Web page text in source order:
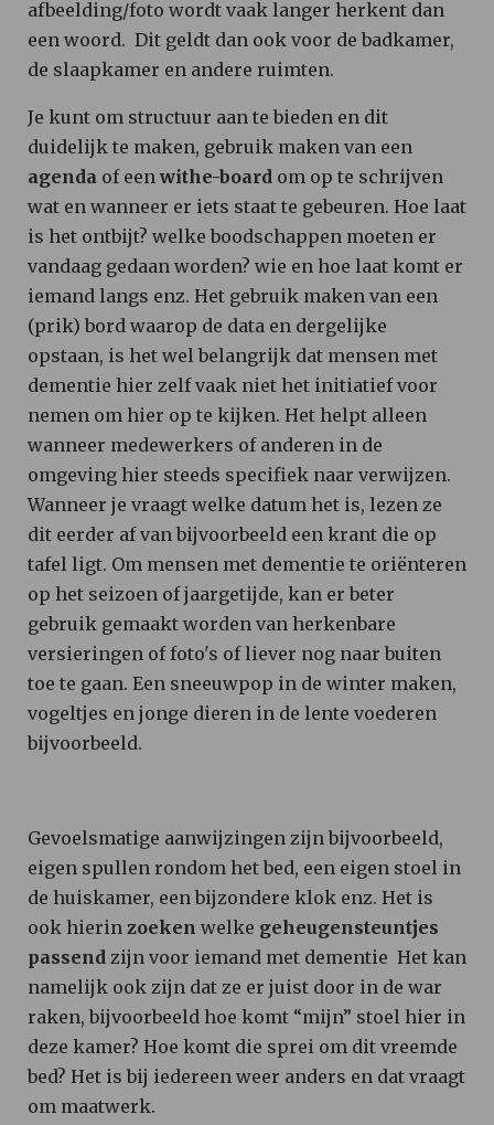
afbeelding/foto wordt vaak langer herkent dan
een woord. Dit geldt dan ook voor de badkamer,
de slaapkamer en andere ruimten.
Je kunt om structuur aan te bieden en dit
duidelijk te maken, gebruik maken van een
agenda of eenwithe-board om op te schrijven
wat en wanneer er iets staat te gebeuren. Hoe laat
is het ontbijt? welke boodschappen moeten er
vandaag gedaan worden? wie en hoe laat komt er
iemand langs enz. Het gebruik maken van een
(prik) bord waarop de data en dergelijke
opstaan, is het wel belangrijk dat mensen met
dementie hier zelf vaak niet het initiatief voor
nemen om hier op te kijken. Het helpt alleen
wanneer medewerkers of anderen in de
omgeving hier steeds specifiek naar verwijzen.
Wanneer je vraagt welke datum het is, lezen ze
dit eerder af van bijvoorbeeld een krant die op
tafel ligt. Om mensen met dementie te oriënteren
op het seizoen of jaargetijde, kan er beter
gebruik gemaakt worden van herkenbare
versieringen of foto's of liever nog naar buiten
toe te gaan. Een sneeuwpop in de winter maken,
vogeltjes en jonge dieren in de lente voederen
bijvoorbeeld.
Gevoelsmatige aanwijzingen zijn bijvoorbeeld,
eigen spullen rondom het bed, een eigen stoel in
de huiskamer, een bijzondere klok enz. Het is
ook hierin zoeken welke geheugensteuntjes
passend zijn voor iemand met dementie Het kan
namelijk ook zijn dat ze er juist door in de war
raken, bijvoorbeeld hoe komt “mijn” stoel hier in
deze kamer? Hoe komt die sprei om dit vreemde
bed? Het is bij iedereen weer anders en dat vraagt
om maatwerk.